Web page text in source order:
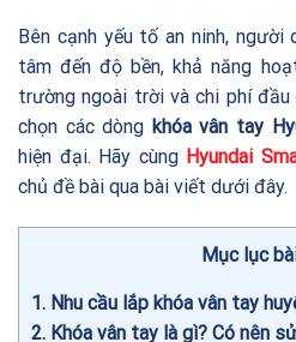
Bên cạnh yếu tố an ninh,
tâm đến độ bền, khả năng
trường ngoài trời và chi phí
chọn các dòng khóa vân tay
hiện đại. Hãy cùng Hyundai
chủ đề bài qua bài viết dưới đây.
Mục lục
1
Nhu cầu lắp khóa vân tay
2 Khóa vân tay là gì? Có nên